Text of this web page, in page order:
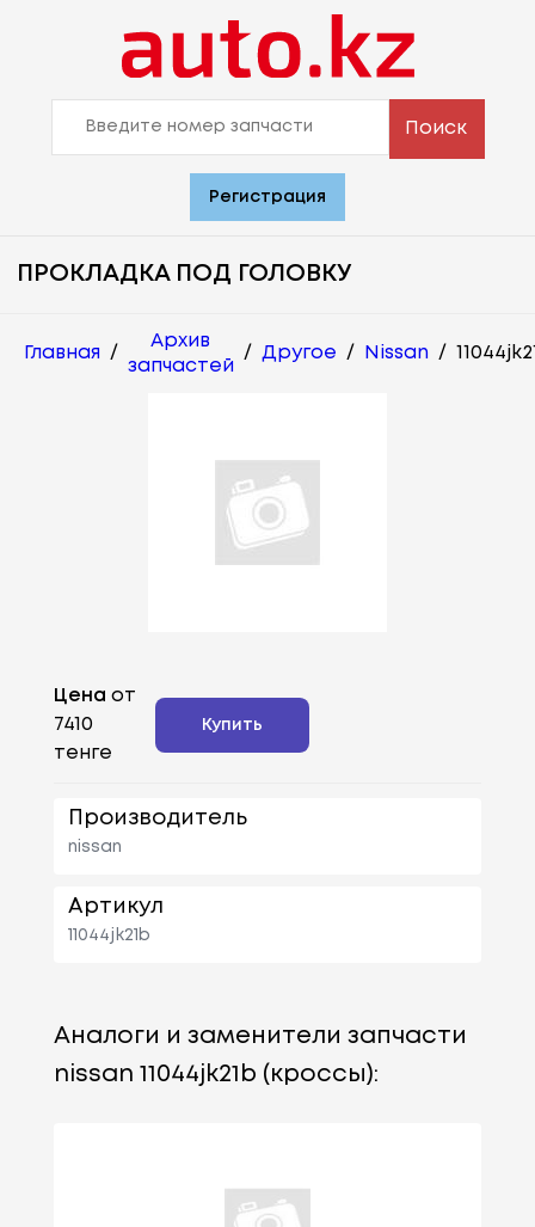
Поиск
Регистрация
ПРОКЛАДКА ПОД ГОЛОВКУ
Главная /
Архив
запчастей
/ Другое / Nissan /
Цена от
7410
тенге
Купить
Производитель
nissan
Артикул
11044jk21b
Аналоги и заменители запчасти
nissan 11044jk21b (кроссы):